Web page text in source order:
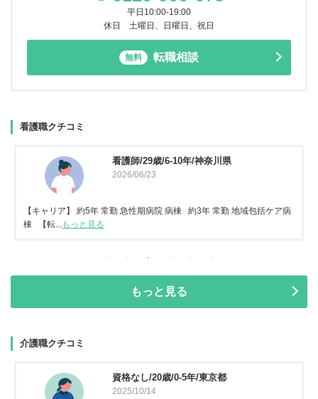
平日10:00-19:00
休日 土曜日、日曜日、祝日
無料 転職相談
看護職クチコミ
看護師/29歳/6-10年/神奈川県
2026/06/23
【キャリア】 約5年 常勤 急性期病院 病棟 約3年 常勤 地域包括ケア病
棟 【転...
もっと見る
もっと見る
介護職クチコミ
資格なし/20歳/0-5年/東京都
2025/10/14